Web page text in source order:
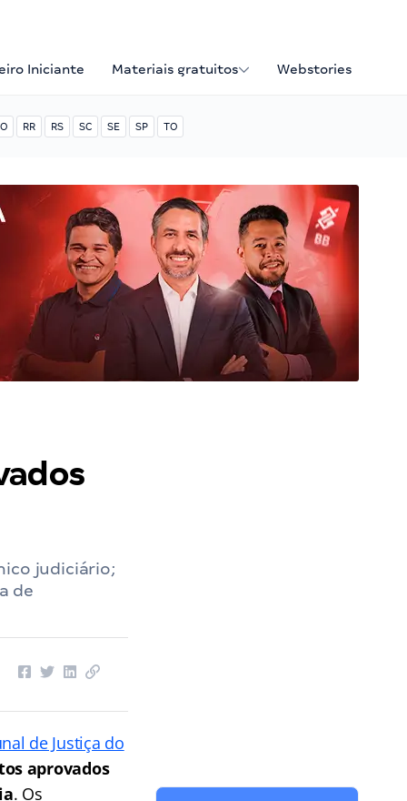
Iniciante Materiais gratuitos Webstories
RR RS SC SE SP TO
judiciário;
de
de Justiça do
aprovados
. Os